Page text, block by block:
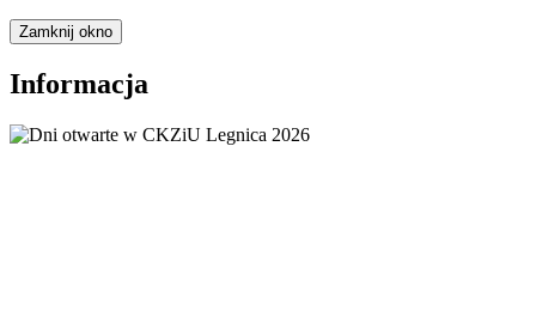
Zamknij okno
Informacja